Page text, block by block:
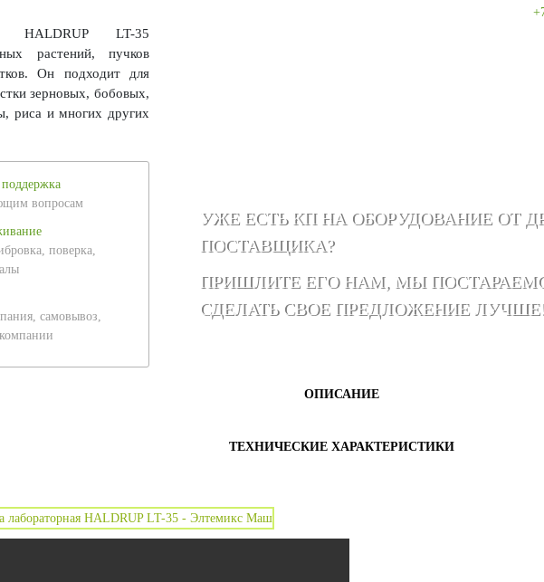
HALDRUP LT-35
растений, пучков
Он подходит для
зерновых, бобовых,
риса и многих других
вопросам
поверка,
самовывоз,
УЖЕ ЕСТЬ КП НА ОБОРУДОВАНИЕ ОТ
ПОСТАВЩИКА?
ПРИШЛИТЕ ЕГО НАМ, МЫ
СДЕЛАТЬ СВОЕ ПРЕДЛОЖЕНИЕ
ОПИСАНИЕ
ТЕХНИЧЕСКИЕ ХАРАКТЕРИСТИКИ